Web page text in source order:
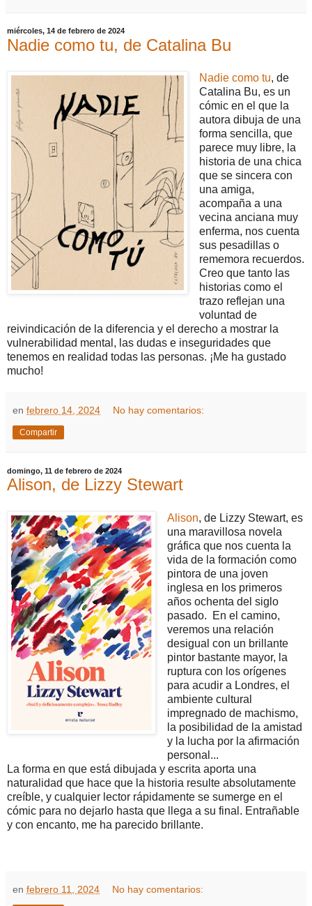
miércoles, 14 de febrero de 2024
Nadie como tu, de Catalina Bu
Nadie como tu, de
Catalina Bu, es un
cómic en el que la
autora dibuja de una
forma sencilla, que
parece muy libre, la
historia de una chica
que se sincera con
una amiga,
acompaña a una
vecina anciana muy
enferma, nos cuenta
sus pesadillas o
rememora recuerdos.
Creo que tanto las
historias como el
trazo reflejan una
voluntad de
reivindicación de la diferencia y el derecho a mostrar la
vulnerabilidad mental, las dudas e inseguridades que
tenemos en realidad todas las personas. ¡Me ha gustado
mucho!
en febrero 14, 2024 No hay comentarios:
Compartir
domingo, 11 de febrero de 2024
Alison, de Lizzy Stewart
Alison, de Lizzy Stewart, es
una maravillosa novela
gráfica que nos cuenta la
vida de la formación como
pintora de una joven
inglesa en los primeros
años ochenta del siglo
pasado. En el camino,
veremos una relación
desigual con un brillante
pintor bastante mayor, la
ruptura con los orígenes
para acudir a Londres, el
ambiente cultural
impregnado de machismo,
la posibilidad de la amistad
y la lucha por la afirmación
personal...
La forma en que está dibujada y escrita aporta una
naturalidad que hace que la historia resulte absolutamente
creíble, y cualquier lector rápidamente se sumerge en el
cómic para no dejarlo hasta que llega a su final. Entrañable
y con encanto, me ha parecido brillante.
en febrero 11, 2024 No hay comentarios: